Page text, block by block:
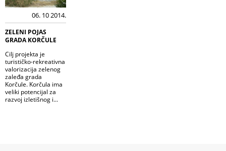
06. 10 2014.
ZELENI POJAS
GRADA KORČULE
Cilj projekta je
turističko-rekreativna
valorizacija zelenog
zaleđa grada
Korčule. Korčula ima
veliki potencijal za
razvoj izletišnog i...